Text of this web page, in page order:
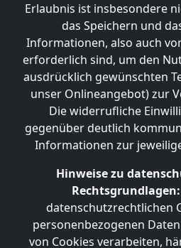
Erlaubnis ist insbesondere
das Speichern und
Informationen, also auch
erforderlich sind, um den
ausdrücklich gewünschten
unser Onlineangebot) zur
Die widerrufliche
gegenüber deutlich
Informationen zur
Hinweise zu
Rechtsgrundlagen:
datenschutzrechtlichen
personenbezogenen
von Cookies verarbeiten,